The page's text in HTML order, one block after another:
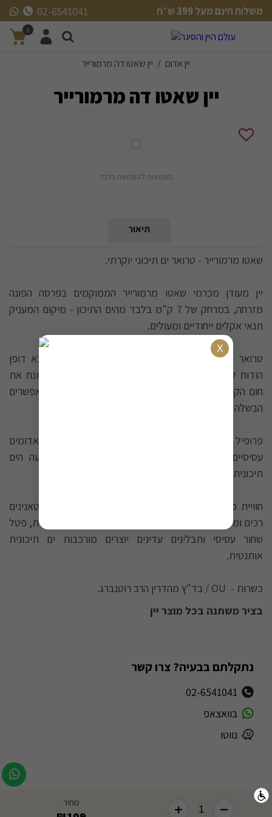
משלוח חינם מעל 399 ש״ח
משלוח חינם מעל 399 ש״ח
02-6541041
0
יין אדום / יין שאטו דה מרמורייר
יין שאטו דה מרמורייר
התמונות להמחשה בלבד
תיאור
שאטו מרמורייר - טרואר ים תיכוני יוקרתי.
יין מעודן מכרמי שאטו מרמורייר הממוקמים בפרסה הפונה
מזרחה, במרחק של 7 ק"מ בלבד מהים התיכון - מיקום המעניק
תנאי אקלים ייחודיים ומעולים.
טרואר ים תיכוני יוצא דופן: הכרמים נהנים מאקלים יוצא דופן
הודות לרמה גבוהה מאוד של שמש והשפעה ימית הממתנת את
חום הקיץ. עומק קרקעותיו וחשיפתו המזרחית המלאה מאפשרים
הבשלה איטית ומבוקרת של הענבים.
פרופיל ארומטי עדין: האף עדין ורענן עם תווים של פירות אדומים
עסיסיים ונענע ארומטית - שילוב המבטא את ההשפעה הים
תיכונית והרעננות הטבעית.
חוויית פה מורכבת: הפה חושף רעננות יוצאת דופן עם טאנינים
רכים ומלטפים. רמזים של אקליפטוס רענן, ציפורן ארומטית, פטל
שחור עסיסי ותבלינים עדינים יוצרים מורכבות ים תיכונית
אותנטית.
כשרות - OU / בד"ץ מהדרין הרב רוטנברג.
בציר משתנה בכל מוצר יין
מחיר
נתקלתם בבעיה? צרו קשר
02-6541041
בוואצאפ
נווטו